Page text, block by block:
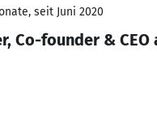
seit Juni 2020
Co-founder &